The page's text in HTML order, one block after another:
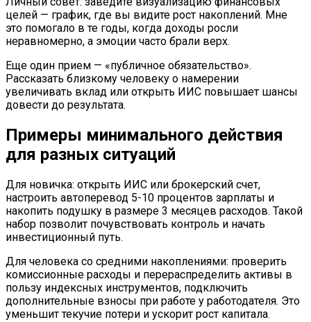
целей — график, где вы видите рост накоплений. Мне
это помогало в те годы, когда доходы росли
неравномерно, а эмоции часто брали верх.
Еще один прием — «публичное обязательство».
Рассказать близкому человеку о намерении
увеличивать вклад или открыть ИИС повышает шансы
довести до результата.
Примеры минимального действия
для разных ситуаций
Для новичка: открыть ИИС или брокерский счет,
настроить автоперевод 5-10 процентов зарплаты и
накопить подушку в размере 3 месяцев расходов. Такой
набор позволит почувствовать контроль и начать
инвестиционный путь.
Для человека со средними накоплениями: проверить
комиссионные расходы и перераспределить активы в
пользу индексных инструментов, подключить
дополнительные взносы при работе у работодателя. Это
уменьшит текучие потери и ускорит рост капитала.